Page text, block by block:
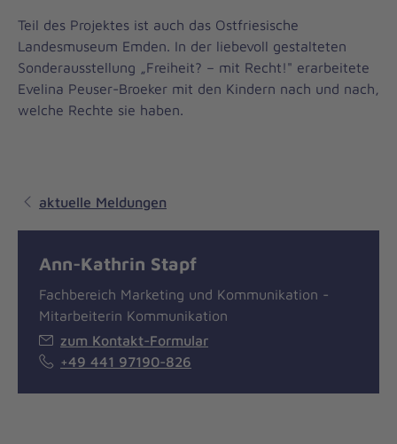
Teil des Projektes ist auch das Ostfriesische
Landesmuseum Emden. In der liebevoll gestalteten
Sonderausstellung „Freiheit? – mit Recht!" erarbeitete
Evelina Peuser-Broeker mit den Kindern nach und nach,
welche Rechte sie haben.
aktuelle Meldungen
Ann-Kathrin Stapf
Fachbereich Marketing und Kommunikation -
Mitarbeiterin Kommunikation
zum Kontakt-Formular
+49 441 97190-826